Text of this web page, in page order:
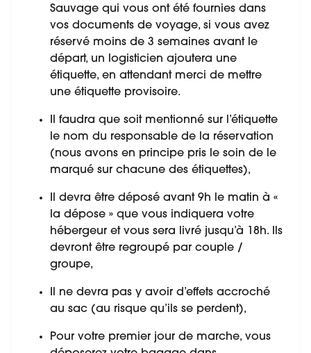
Sauvage qui vous ont été fournies dans
vos documents de voyage, si vous avez
réservé moins de 3 semaines avant le
départ, un logisticien ajoutera une
étiquette, en attendant merci de mettre
une étiquette provisoire.
Il faudra que soit mentionné sur l’étiquette
le nom du responsable de la réservation
(nous avons en principe pris le soin de le
marqué sur chacune des étiquettes),
Il devra être déposé avant 9h le matin à «
la dépose » que vous indiquera votre
hébergeur et vous sera livré jusqu’à 18h. Ils
devront être regroupé par couple /
groupe,
Il ne devra pas y avoir d’effets accroché
au sac (au risque qu’ils se perdent),
Pour votre premier jour de marche, vous